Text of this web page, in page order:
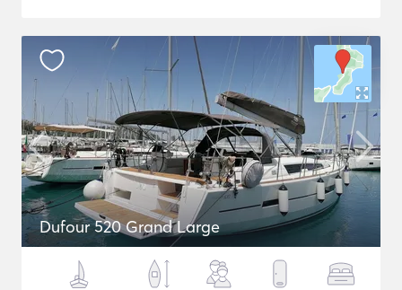
Dufour 520 Grand Large